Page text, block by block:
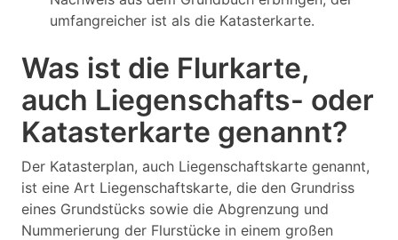
umfangreicher ist als die Katasterkarte.
Was ist die Flurkarte,
auch Liegenschafts- oder
Katasterkarte genannt?
Der Katasterplan, auch Liegenschaftskarte genannt,
ist eine Art Liegenschaftskarte, die den Grundriss
eines Grundstücks sowie die Abgrenzung und
Nummerierung der Flurstücke in einem großen